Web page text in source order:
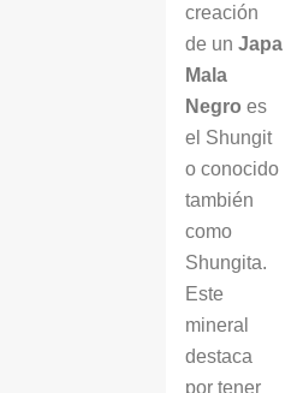
creación
de unJapa
Mala
Negro es
el Shungit
o conocido
también
como
Shungita.
Este
mineral
destaca
por tener